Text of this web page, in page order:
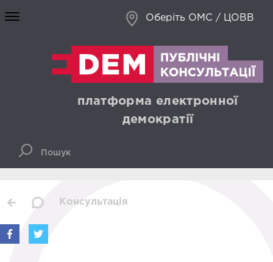
Оберіть ОМС / ЦОВВ
платформа електронної
демократії
Консультація